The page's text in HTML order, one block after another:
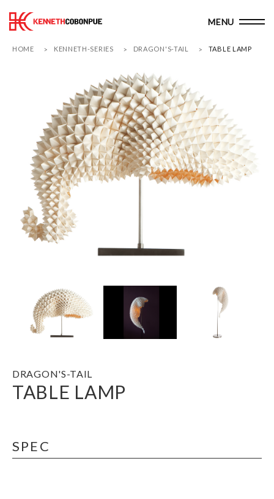
HOME KENNETH-SERIES DRAGON'S-TAIL TABLE LAMP
DRAGON'S-TAIL
TABLE LAMP
SPEC